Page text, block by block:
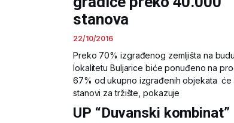
stanova
22/10/2016
Preko 70% izgrađenog zemljišta na
lokalitetu Buljarice biće ponuđeno na
67% od ukupno izgrađenih objekata će
stanovi za tržište, pokazuje
UP “Duvanski kombinat”